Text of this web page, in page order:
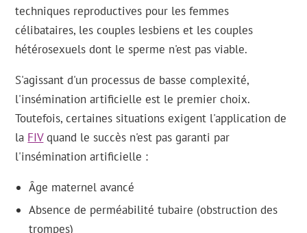
techniques reproductives pour les femmes
célibataires, les couples lesbiens et les couples
hétérosexuels dont le sperme n'est pas viable.
S'agissant d'un processus de basse complexité,
l'insémination artificielle est le premier choix.
Toutefois, certaines situations exigent l'application de
la FIVquand le succès n'est pas garanti par
l'insémination artificielle :
Âge maternel avancé
Absence de perméabilité tubaire (obstruction des
trompes)